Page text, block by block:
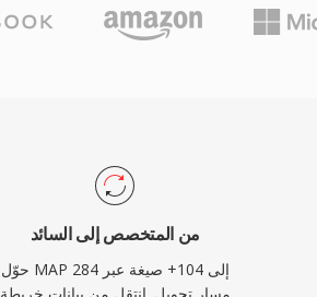
من المتخصص إلى السائد
حوّل MAP إلى 104+ صيغة عبر 284